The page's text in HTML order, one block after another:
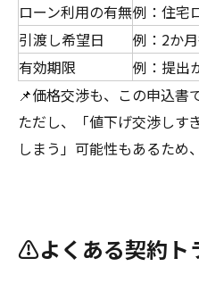
ローン利用の有無例：住宅
引渡し希望日
例：2か
有効期限
例：提出
📌価格交渉も、この申込書
ただし、「値下げ交渉しす
しまう」可能性もあるため
⚠️よくある契約ト